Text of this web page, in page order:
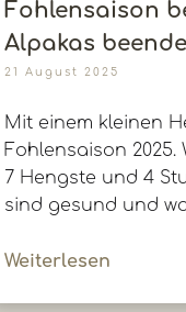
Fohlensaison
Alpakas
21 August 2025
Mit einem kleinen
Fohlensaison
7 Hengste und 4
sind gesund und
Weiterlesen